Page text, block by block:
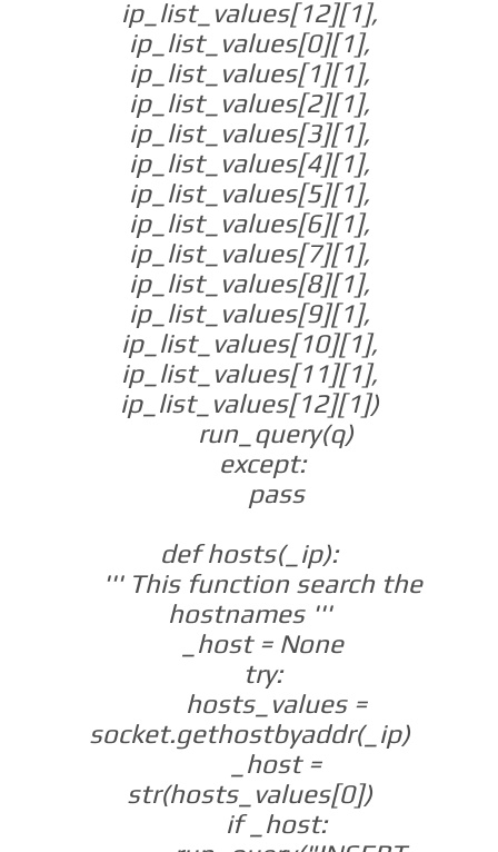
ip_list_values[12][1],
ip_list_values[0][1],
ip_list_values[1][1],
ip_list_values[2][1],
ip_list_values[3][1],
ip_list_values[4][1],
ip_list_values[5][1],
ip_list_values[6][1],
ip_list_values[7][1],
ip_list_values[8][1],
ip_list_values[9][1],
ip_list_values[10][1],
ip_list_values[11][1],
ip_list_values[12][1])
run_query(q)
except:
pass
def hosts(_ip):
''' This function search the
hostnames '''
_host = None
try:
hosts_values =
socket.gethostbyaddr(_ip)
_host =
str(hosts_values[0])
if _host: